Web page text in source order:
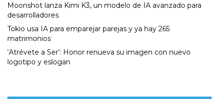
Moonshot lanza Kimi K3, un modelo de IA avanzado para
desarrolladores
Tokio usa IA para emparejar parejas y ya hay 265
matrimonios
‘Atrévete a Ser’: Honor renueva su imagen con nuevo
logotipo y eslogan